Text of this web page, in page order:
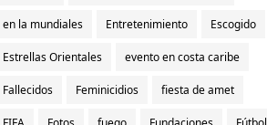
en la mundiales Entretenimiento Escogido
Estrellas Orientales evento en costa caribe
Fallecidos Feminicidios fiesta de amet